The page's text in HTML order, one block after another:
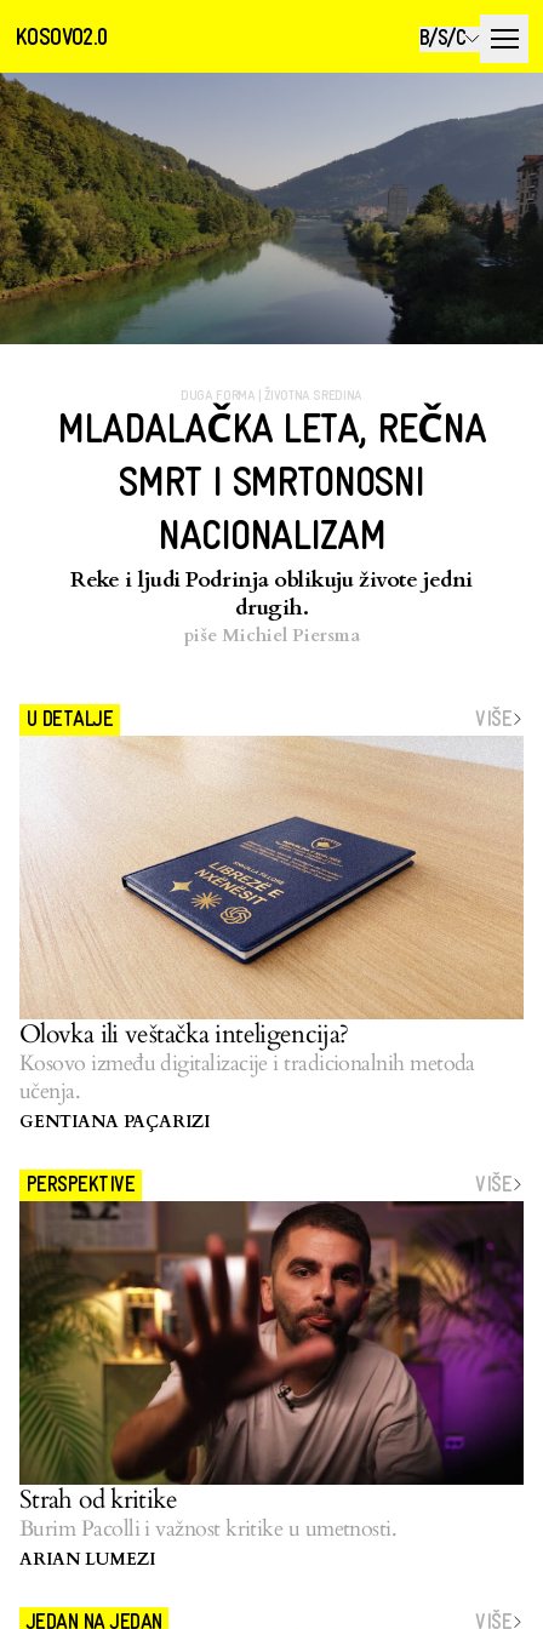
KOSOVO2.0 B/S/C
DUGA FORMA ŽIVOTNA SREDINA
MLADALAČKA LETA, REČNA
SMRT I SMRTONOSNI
NACIONALIZAM
Reke i ljudi Podrinja oblikuju živote jedni
drugih.
piše Michiel Piersma
U DETALJE VIŠE
Olovka ili veštačka inteligencija?
Kosovo između digitalizacije i tradicionalnih metoda
učenja.
GENTIANA PAÇARIZI
PERSPEKTIVE VIŠE
Strah od kritike
Burim Pacolli i važnost kritike u umetnosti.
ARIAN LUMEZI
JEDAN NA JEDAN VIŠE